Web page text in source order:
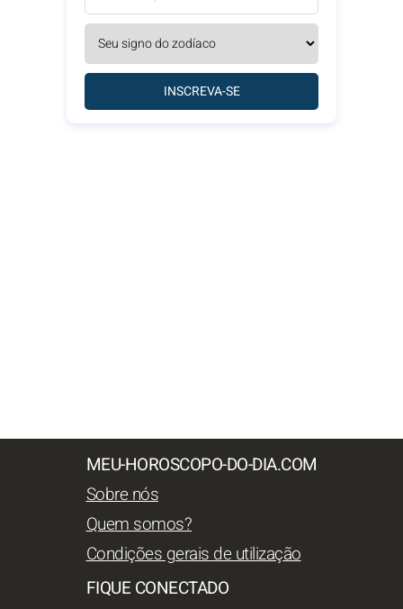
INSCREVA-SE
MEU-HOROSCOPO-DO-DIA.COM
Sobre nós
Quem somos?
Condições gerais de utilização
FIQUE CONECTADO